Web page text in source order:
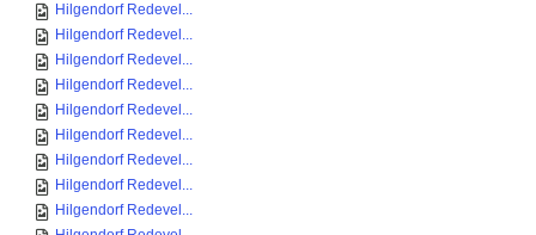
Hilgendorf Redevel...
Hilgendorf Redevel...
Hilgendorf Redevel...
Hilgendorf Redevel...
Hilgendorf Redevel...
Hilgendorf Redevel...
Hilgendorf Redevel...
Hilgendorf Redevel...
Hilgendorf Redevel...